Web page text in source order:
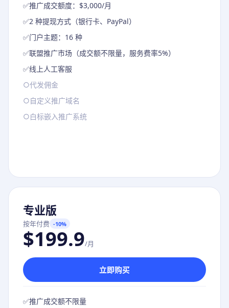
✅推广成交额度：$3,000/月
✅2 种提现方式（银行卡、PayPal）
✅门户主题：16 种
✅联盟推广市场（成交额不限量，服务费率5%）
✅线上人工客服
○代发佣金
○自定义推广域名
○白标嵌入推广系统
专业版
按年付费 -10%
$199.9/月
立即购买
✅推广成交额不限量